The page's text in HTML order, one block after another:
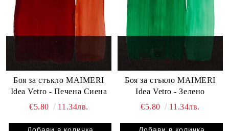
Боя за стъкло MAIMERI
Idea Vetro - Печена Сиена
€5.80
11.34лв.
Боя за стъкло MAIMERI
Idea Vetro - Зелено
€5.80
11.34лв.